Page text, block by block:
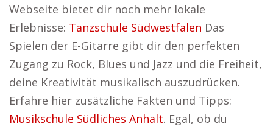
Webseite bietet dir noch mehr lokale
Erlebnisse: Tanzschule Südwestfalen Das
Spielen der E-Gitarre gibt dir den perfekten
Zugang zu Rock, Blues und Jazz und die Freiheit,
deine Kreativität musikalisch auszudrücken.
Erfahre hier zusätzliche Fakten und Tipps:
Musikschule Südliches Anhalt. Egal, ob du